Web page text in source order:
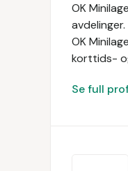
OK
OK
korttids-
Se full